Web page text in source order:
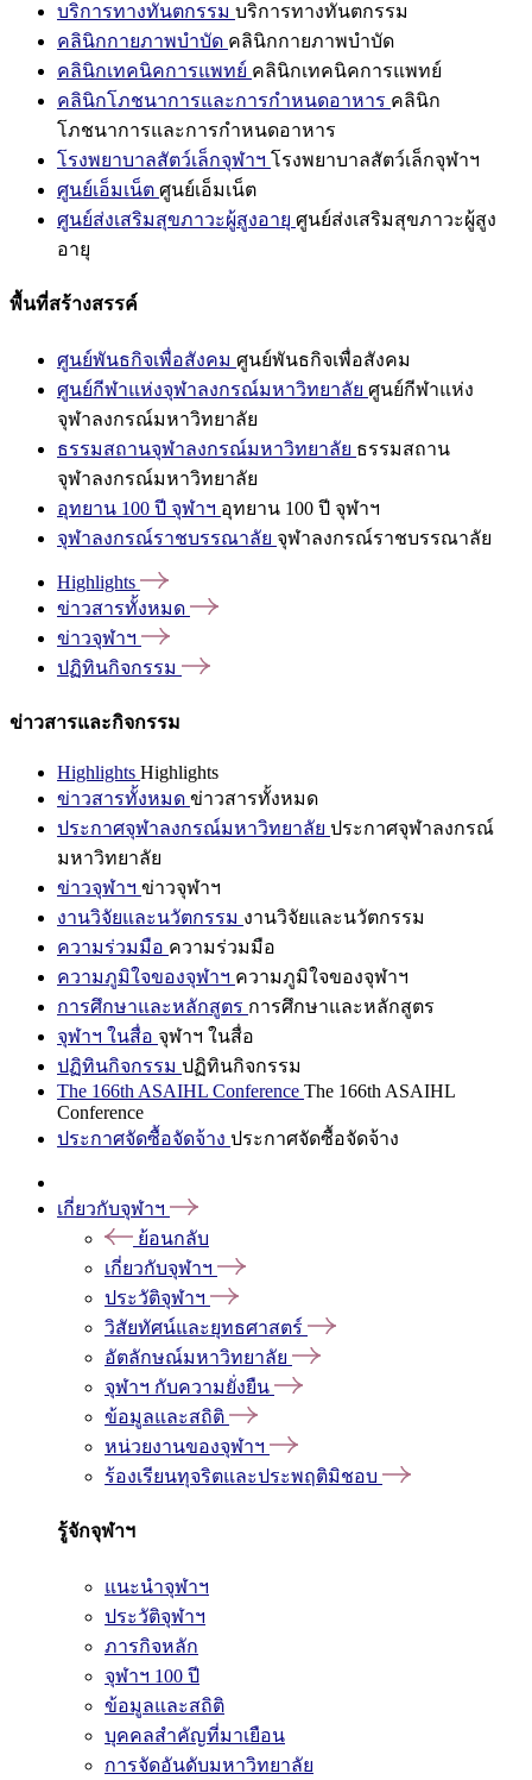
บริการทางทันตกรรม บริการทางทันตกรรม
คลินิกกายภาพบำบัด คลินิกกายภาพบำบัด
คลินิกเทคนิคการแพทย์ คลินิกเทคนิคการแพทย์
คลินิกโภชนาการและการกำหนดอาหาร คลินิก
โภชนาการและการกำหนดอาหาร
โรงพยาบาลสัตว์เล็กจุฬาฯ โรงพยาบาลสัตว์เล็กจุฬาฯ
ศูนย์เอ็มเน็ต ศูนย์เอ็มเน็ต
ศูนย์ส่งเสริมสุขภาวะผู้สูงอายุ ศูนย์ส่งเสริมสุขภาวะผู้สูง
อายุ
พื้นที่สร้างสรรค์
ศูนย์พันธกิจเพื่อสังคม ศูนย์พันธกิจเพื่อสังคม
ศูนย์กีฬาแห่งจุฬาลงกรณ์มหาวิทยาลัย ศูนย์กีฬาแห่ง
จุฬาลงกรณ์มหาวิทยาลัย
ธรรมสถานจุฬาลงกรณ์มหาวิทยาลัย ธรรมสถาน
จุฬาลงกรณ์มหาวิทยาลัย
อุทยาน 100 ปี จุฬาฯ อุทยาน 100 ปี จุฬาฯ
จุฬาลงกรณ์ราชบรรณาลัย จุฬาลงกรณ์ราชบรรณาลัย
Highlights
ข่าวสารทั้งหมด
ข่าวจุฬาฯ
ปฏิทินกิจกรรม
ข่าวสารและกิจกรรม
Highlights Highlights
ข่าวสารทั้งหมด ข่าวสารทั้งหมด
ประกาศจุฬาลงกรณ์มหาวิทยาลัย ประกาศจุฬาลงกรณ์
มหาวิทยาลัย
ข่าวจุฬาฯ ข่าวจุฬาฯ
งานวิจัยและนวัตกรรม งานวิจัยและนวัตกรรม
ความร่วมมือ ความร่วมมือ
ความภูมิใจของจุฬาฯ ความภูมิใจของจุฬาฯ
การศึกษาและหลักสูตร การศึกษาและหลักสูตร
จุฬาฯ ในสื่อ จุฬาฯ ในสื่อ
ปฏิทินกิจกรรม ปฏิทินกิจกรรม
The 166th ASAIHL Conference The 166th ASAIHL
Conference
ประกาศจัดซื้อจัดจ้าง ประกาศจัดซื้อจัดจ้าง
เกี่ยวกับจุฬาฯ
ย้อนกลับ
เกี่ยวกับจุฬาฯ
ประวัติจุฬาฯ
วิสัยทัศน์และยุทธศาสตร์
อัตลักษณ์มหาวิทยาลัย
จุฬาฯ กับความยั่งยืน
ข้อมูลและสถิติ
หน่วยงานของจุฬาฯ
ร้องเรียนทุจริตและประพฤติมิชอบ
รู้จักจุฬาฯ
แนะนำจุฬาฯ
ประวัติจุฬาฯ
ภารกิจหลัก
จุฬาฯ 100 ปี
ข้อมูลและสถิติ
บุคคลสำคัญที่มาเยือน
การจัดอันดับมหาวิทยาลัย